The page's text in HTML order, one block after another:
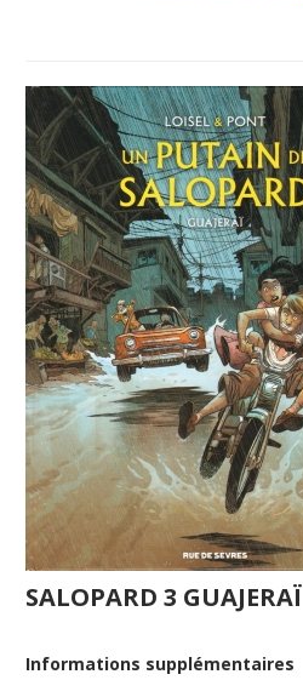
SALOPARD 3 GUAJERAÏ
Informations supplémentaires